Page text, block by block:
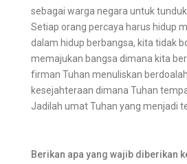
sebagai warga negara untuk
Setiap orang percaya harus hidup
dalam hidup berbangsa, kita tidak
memajukan bangsa dimana kita
firman Tuhan menuliskan
kesejahteraan dimana Tuhan
Jadilah umat Tuhan yang menjadi
Berikan apa yang wajib diberikan